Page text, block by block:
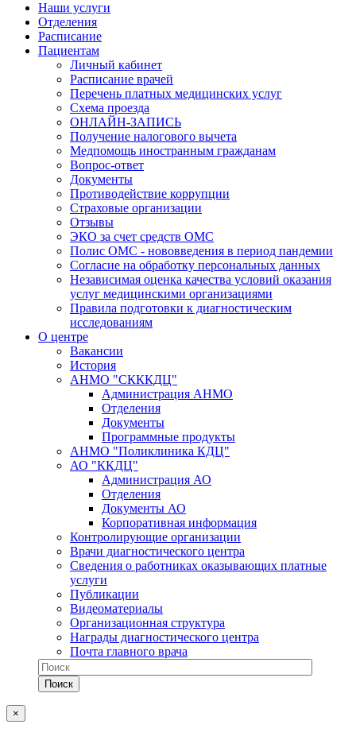
Наши услуги
Отделения
Расписание
Пациентам
Личный кабинет
Расписание врачей
Перечень платных медицинских услуг
Схема проезда
ОНЛАЙН-ЗАПИСЬ
Получение налогового вычета
Медпомощь иностранным гражданам
Вопрос-ответ
Документы
Противодействие коррупции
Страховые организации
Отзывы
ЭКО за счет средств ОМС
Полис ОМС - нововведения в период пандемии
Согласие на обработку персональных данных
Независимая оценка качества условий оказания
услуг медицинскими организациями
Правила подготовки к диагностическим
исследованиям
О центре
Вакансии
История
АНМО "СКККДЦ"
Администрация АНМО
Отделения
Документы
Программные продукты
АНМО "Поликлиника КДЦ"
АО "ККДЦ"
Администрация АО
Отделения
Документы АО
Корпоративная информация
Контролирующие организации
Врачи диагностического центра
Сведения о работниках оказывающих платные
услуги
Публикации
Видеоматериалы
Организационная структура
Награды диагностического центра
Почта главного врача
×